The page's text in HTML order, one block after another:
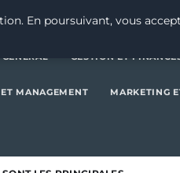
GENERAL GESTION ET
MANAGEMENT MARKETING
En poursuivant, vous